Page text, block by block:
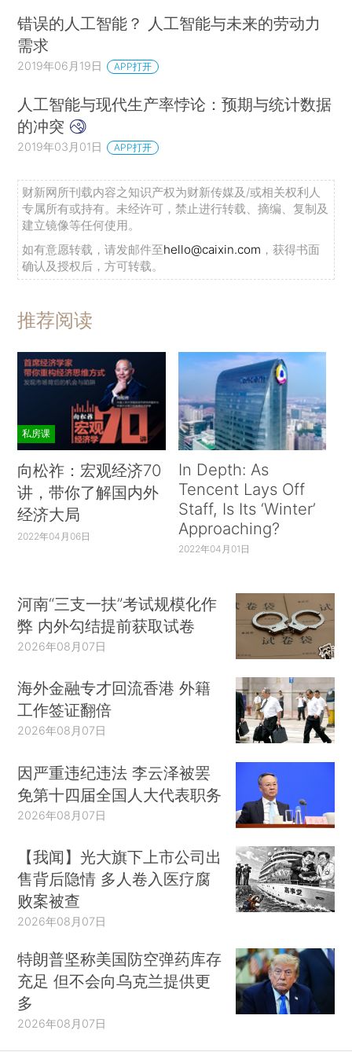
错误的人工智能？ 人工智能与未来的劳动力
需求
2019年06月19日 APP打开
人工智能与现代生产率悖论：预期与统计数据
的冲突
2019年03月01日 APP打开
财新网所刊载内容之知识产权为财新传媒及/或相关权利人
专属所有或持有。未经许可，禁止进行转载、摘编、复制及
建立镜像等任何使用。
如有意愿转载，请发邮件至hello@caixin.com ，获得书面
确认及授权后，方可转载。
推荐阅读
私房课
向松祚：宏观经济70
讲，带你了解国内外
经济大局
2022年04月06日
In Depth: As
Tencent Lays Off
Staff, Is Its ‘Winter’
Approaching?
2022年04月01日
河南“三支一扶”考试规模化作
弊 内外勾结提前获取试卷
2026年08月07日
海外金融专才回流香港 外籍
工作签证翻倍
2026年08月07日
因严重违纪违法 李云泽被罢
免第十四届全国人大代表职务
2026年08月07日
【我闻】光大旗下上市公司出
售背后隐情 多人卷入医疗腐
败案被查
2026年08月07日
特朗普坚称美国防空弹药库存
充足 但不会向乌克兰提供更
多
2026年08月07日